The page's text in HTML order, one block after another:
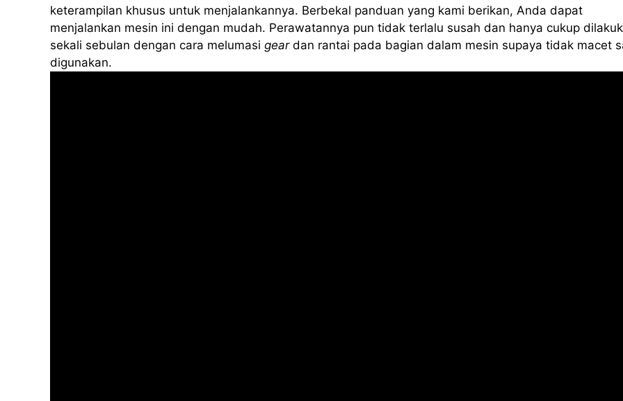
keterampilan khusus untuk menjalankannya. Berbekal panduan yang kami berikan, Anda dapat
menjalankan mesin ini dengan mudah. Perawatannya pun tidak terlalu susah dan hanya cukup
sekali sebulan dengan cara melumasi geardan rantai pada bagian dalam mesin supaya tidak macet
digunakan.